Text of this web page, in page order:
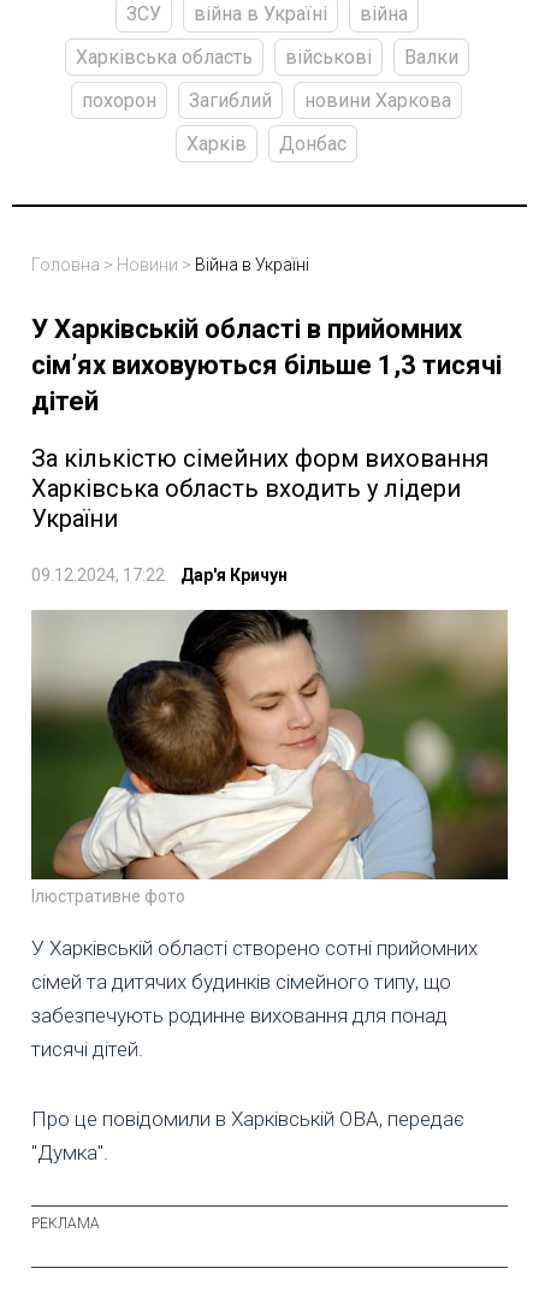
ЗСУ війна в Україні
війна
Харківська область
військові
Валки
похорон
Загиблий
новини Харкова
Харків
Донбас
Головна > Новини > Війна в Україні
У Харківській області в прийомних
сімʼях виховуються більше 1,3 тисячі
дітей
За кількістю сімейних форм виховання
Харківська область входить у лідери
України
09.12.2024, 17:22 Дар'я Кричун
Ілюстративне фото
У Харківській області створено сотні прийомних
сімей та дитячих будинків сімейного типу, що
забезпечують родинне виховання для понад
тисячі дітей.
Про це повідомили в Харківській ОВА, передає
"Думка".